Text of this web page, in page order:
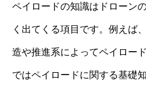
ペイロードの知識はドローン
く出てくる項目です。例えば
造や推進系によってペイロー
ではペイロードに関する基礎